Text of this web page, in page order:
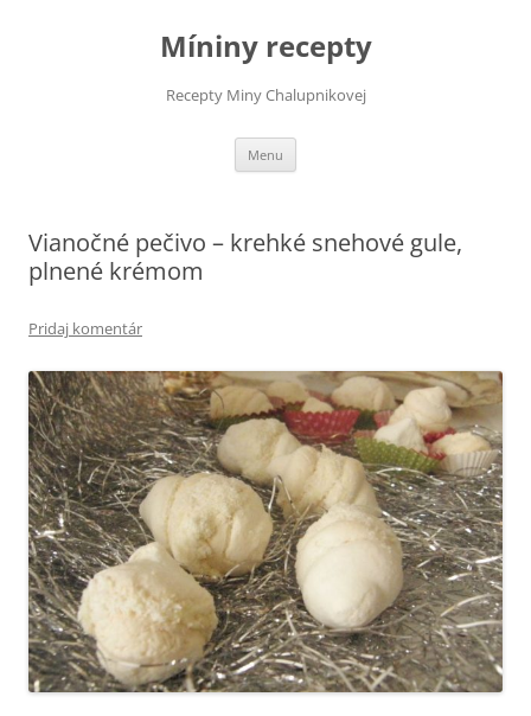
Míniny recepty
Recepty Miny Chalupnikovej
Menu
Vianočné pečivo – krehké snehové gule,
plnené krémom
Pridaj komentár